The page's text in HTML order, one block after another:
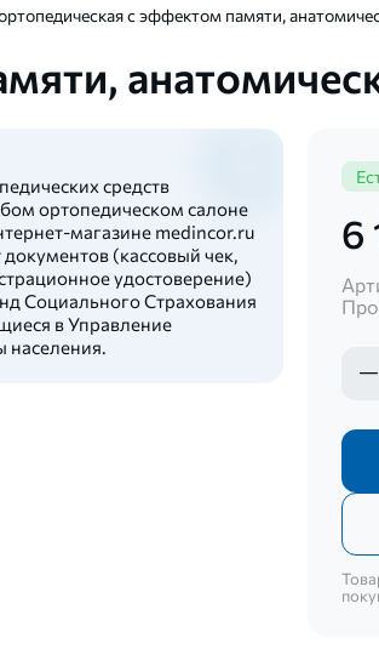
с эффектом памяти,
средств
ортопедическом салоне
магазине medincor.ru
документов (кассовый чек,
удостоверение)
Социального Страхования
в Управление
населения.
6